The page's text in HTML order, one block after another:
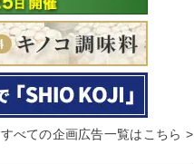
すべての企画広告一覧はこちら >